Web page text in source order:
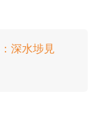
深水埗見